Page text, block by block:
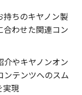
持ちのキヤノン製
合わせた関連コン
やキヤノンオン
ンテンツへのスム
実現